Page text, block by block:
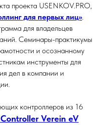
проекта USENKOV.PRO,
для первых лиц»
для владельцев
Семинары-практикумы
и осознанному
инструменты для
дел в компании и
контроллеров из 16
Verein eV